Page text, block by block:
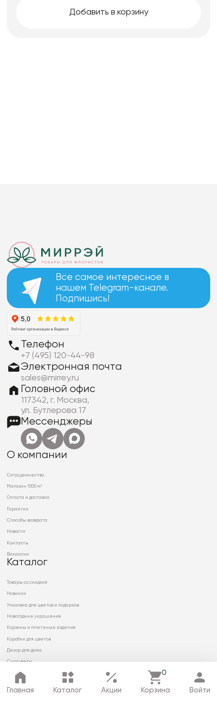
Добавить в корзину
Главная Каталог Акции
0
Корзина Войти
Все самое интересное в
нашем Telegram-канале.
Подпишись!
Телефон
+7 (495) 120-44-98
Электронная почта
sales@mirrey.ru
Головной офис
117342, г. Москва,
ул. Бутлерова 17
Мессенджеры
О компании
Сотрудничество
Магазин 1000 м²
Оплата и доставка
Гарантии
Способы возврата
Новости
Контакты
Вакансии
Каталог
Товары со скидкой
Новинки
Упаковка для цветов и подарков
Новогодние украшения
Корзины и плетеные изделия
Коробки для цветов
Декор для дома
Сухоцветы
© 2026 ООО «МИРРЭЙ»